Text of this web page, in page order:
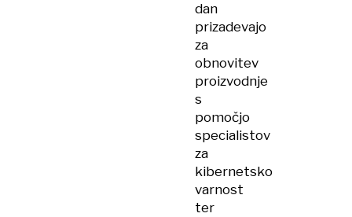
dan
prizadevajo
za
obnovitev
proizvodnje
s
pomočjo
specialistov
za
kibernetsko
varnost
ter